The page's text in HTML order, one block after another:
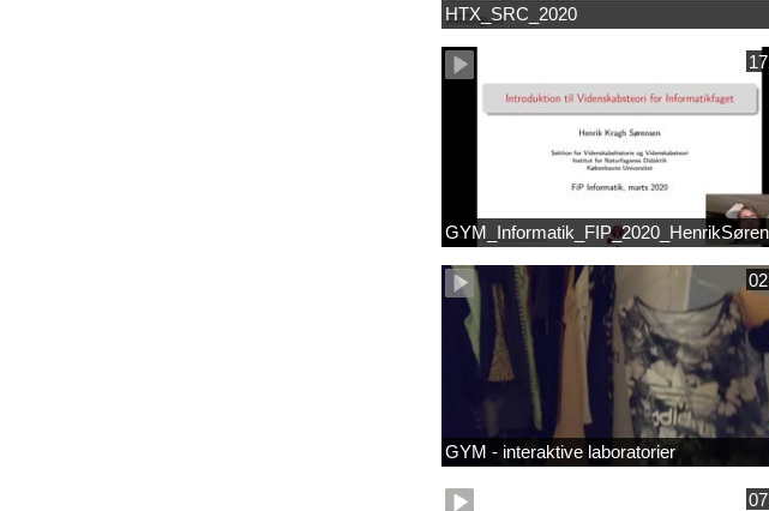
HTX_SRC_2020
GYM - interaktive laboratorier